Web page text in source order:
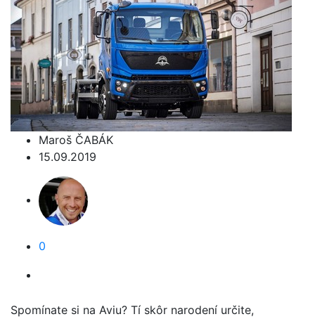
Maroš ČABÁK
15.09.2019
0
Spomínate si na Aviu? Tí skôr narodení určite,